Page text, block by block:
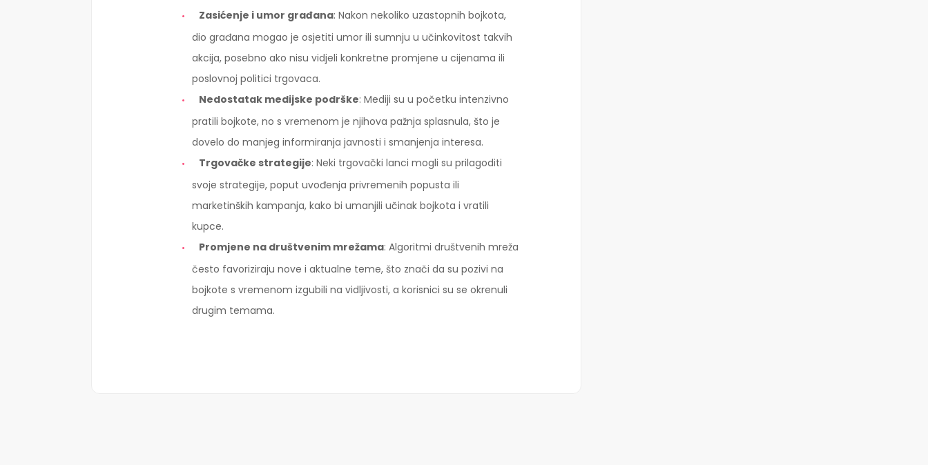
Zasićenje i umor građana: Nakon nekoliko uzastopnih bojkota,
dio građana mogao je osjetiti umor ili sumnju u učinkovitost takvih
akcija, posebno ako nisu vidjeli konkretne promjene u cijenama ili
poslovnoj politici trgovaca.
Nedostatak medijske podrške: Mediji su u početku intenzivno
pratili bojkote, no s vremenom je njihova pažnja splasnula, što je
dovelo do manjeg informiranja javnosti i smanjenja interesa.
Trgovačke strategije: Neki trgovački lanci mogli su prilagoditi
svoje strategije, poput uvođenja privremenih popusta ili
marketinških kampanja, kako bi umanjili učinak bojkota i vratili
kupce.
Promjene na društvenim mrežama: Algoritmi društvenih mreža
često favoriziraju nove i aktualne teme, što znači da su pozivi na
bojkote s vremenom izgubili na vidljivosti, a korisnici su se okrenuli
drugim temama.